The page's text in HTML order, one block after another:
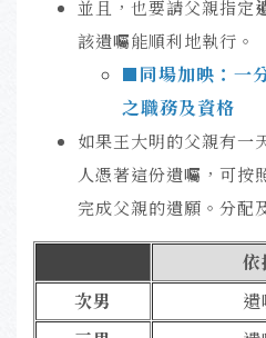
並且，也要請父親指定
該遺囑能順利地執行。
■同場加映：一
之職務及資格
如果王大明的父親有一
人憑著這份遺囑，可按
完成父親的遺願。分配
依
次男
遺